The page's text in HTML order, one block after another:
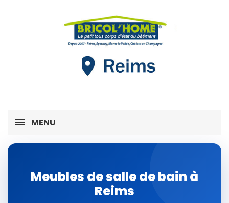
MENU
Meubles de salle de bain à
Reims